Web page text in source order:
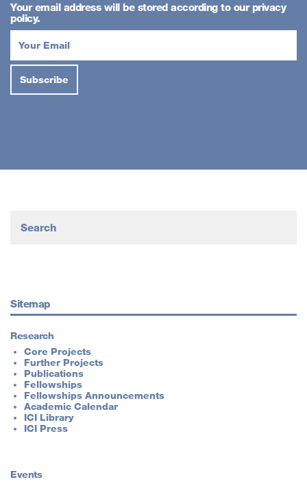
Your email address will be stored according to our privacy
policy.
Sitemap
Research
Core Projects
Further Projects
Publications
Fellowships
Fellowships Announcements
Academic Calendar
ICI Library
ICI Press
Events